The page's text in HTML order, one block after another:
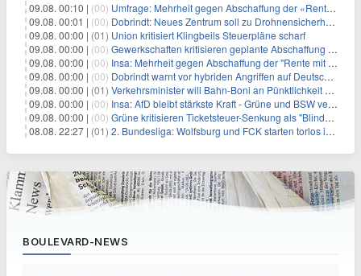
09.08. 00:10 | (00) Umfrage: Mehrheit gegen Abschaffung der «Rente mit 63»
09.08. 00:01 | (00) Dobrindt: Neues Zentrum soll zu Drohnensicherheit forschen
09.08. 00:00 | (01) Union kritisiert Klingbeils Steuerpläne scharf
09.08. 00:00 | (00) Gewerkschaften kritisieren geplante Abschaffung der "Rente mit 63"
09.08. 00:00 | (00) Insa: Mehrheit gegen Abschaffung der "Rente mit 63"
09.08. 00:00 | (00) Dobrindt warnt vor hybriden Angriffen auf Deutschland
09.08. 00:00 | (01) Verkehrsminister will Bahn-Boni an Pünktlichkeit koppeln
09.08. 00:00 | (00) Insa: AfD bleibt stärkste Kraft - Grüne und BSW verlieren
09.08. 00:00 | (00) Grüne kritisieren Ticketsteuer-Senkung als "Blindflug"
08.08. 22:27 | (01) 2. Bundesliga: Wolfsburg und FCK starten torlos in die Saison
BOULEVARD-NEWS